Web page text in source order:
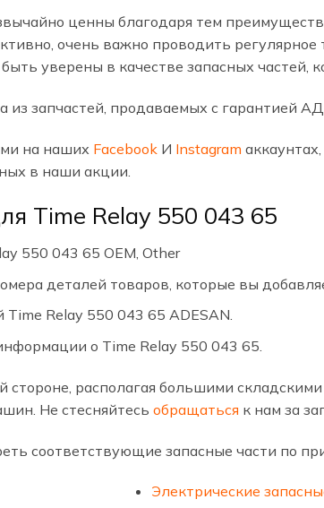
ценны благодаря тем
очень важно проводить
уверены в качестве запасных частей,
из запчастей, продаваемых с гарантией
на наших Facebook И Instagram
в наши акции.
Time Relay 550 043 65
550 043 65 OEM, Other
деталей товаров, которые вы
Time Relay 550 043 65 ADESAN.
о Time Relay 550 043 65.
стороне, располагая большими
Не стесняйтесь обращаться к нам за
соответствующие запасные части по
Электрические